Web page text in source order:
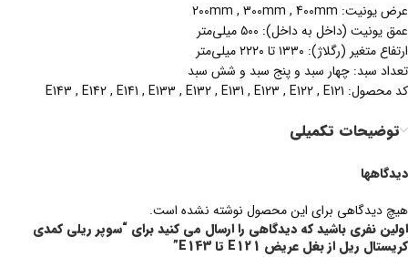
عرض یونیت: 200mm , 300mm , 400mm
عمق یونیت (داخل به داخل): ۵۰۰ میلی‌متر
ارتفاع متغیر (رگلاژ): ۱۳۳۰ تا ۲۲۲۰ میلی‌متر
تعداد سبد: چهار سبد و پنج سبد و شش سبد
کد محصول: E143 , E142 , E141 , E133 , E132 , E131 , E123 , E122 , E121
توضیحات تکمیلی
دیدگاهها
هیچ دیدگاهی برای این محصول نوشته نشده است.
اولین نفری باشید که دیدگاهی را ارسال می کنید برای “سوپر ریلی کمدی
کریستال ریل از بغل عریض E121 تا E143”